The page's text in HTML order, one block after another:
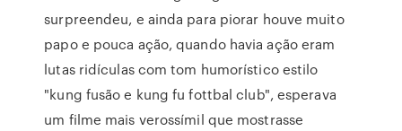
surpreendeu, e ainda para piorar houve muito
papo e pouca ação, quando havia ação eram
lutas ridículas com tom humorístico estilo
"kung fusão e kung fu fottbal club", esperava
um filme mais verossímil que mostrasse